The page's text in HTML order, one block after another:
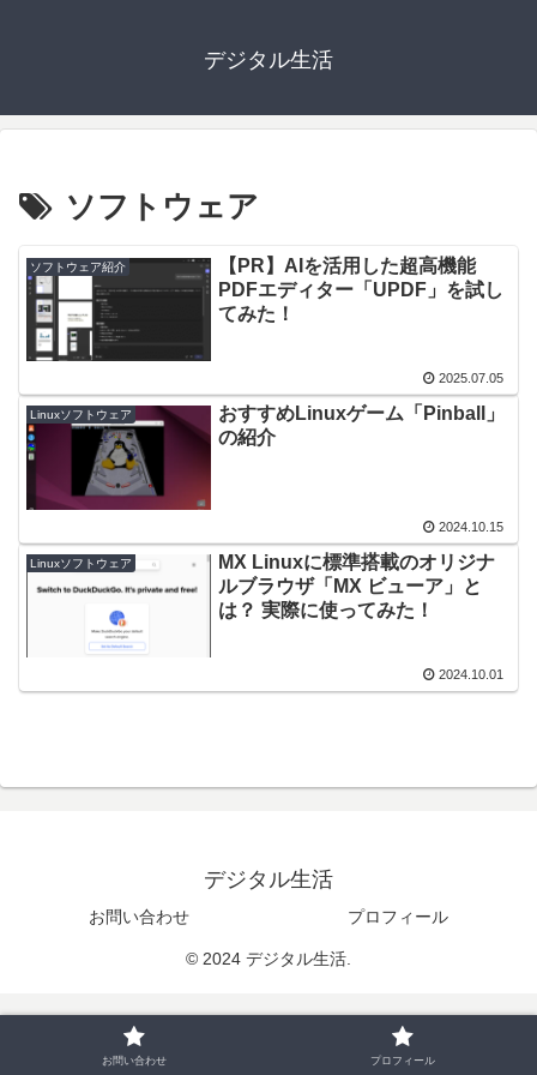
デジタル生活
ソフトウェア
ソフトウェア紹介
【PR】AIを活用した超高機能
PDFエディター「UPDF」を試し
てみた！
2025.07.05
Linuxソフトウェア
おすすめLinuxゲーム「Pinball」
の紹介
2024.10.15
Linuxソフトウェア
MX Linuxに標準搭載のオリジナ
ルブラウザ「MX ビューア」と
は？ 実際に使ってみた！
2024.10.01
デジタル生活
お問い合わせ プロフィール
© 2024 デジタル生活.
お問い合わせ プロフィール